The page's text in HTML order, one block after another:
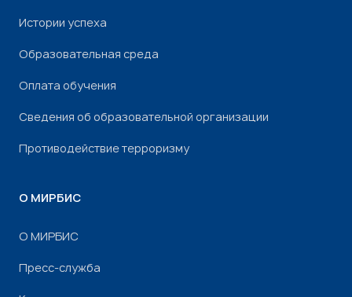
Истории успеха
Образовательная среда
Оплата обучения
Сведения об образовательной организации
Противодействие терроризму
О МИРБИС
О МИРБИС
Пресс-служба